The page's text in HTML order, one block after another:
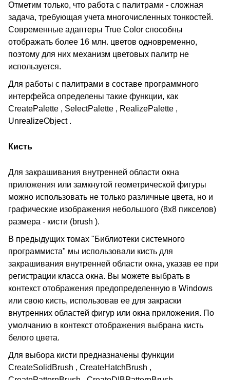
Отметим только, что работа с палитрами - сложная
задача, требующая учета многочисленных тонкостей.
Современные адаптеры True Color способны
отображать более 16 млн. цветов одновременно,
поэтому для них механизм цветовых палитр не
используется.
Для работы с палитрами в составе программного
интерфейса определены такие функции, как
CreatePalette , SelectPalette , RealizePalette ,
UnrealizeObject .
Кисть
Для закрашивания внутренней области окна
приложения или замкнутой геометрической фигуры
можно использовать не только различные цвета, но и
графические изображения небольшого (8х8 пикселов)
размера - кисти (brush ).
В предыдущих томах "Библиотеки системного
программиста" мы использовали кисть для
закрашивания внутренней области окна, указав ее при
регистрации класса окна. Вы можете выбрать в
контекст отображения предопределенную в Windows
или свою кисть, использовав ее для закраски
внутренних областей фигур или окна приложения. По
умолчанию в контекст отображения выбрана кисть
белого цвета.
Для выбора кисти предназначены функции
CreateSolidBrush , CreateHatchBrush ,